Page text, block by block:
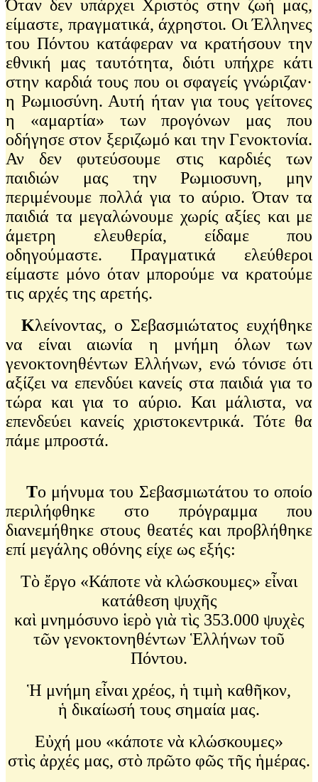
Όταν δεν υπάρχει Χριστός στην ζωή μας,
είμαστε, πραγματικά, άχρηστοι. Οι Έλληνες
του Πόντου κατάφεραν να κρατήσουν την
εθνική μας ταυτότητα, διότι υπήχρε κάτι
στην καρδιά τους που οι σφαγείς γνώριζαν·
η Ρωμιοσύνη. Αυτή ήταν για τους γείτονες
η «αμαρτία» των προγόνων μας που
οδήγησε στον ξεριζωμό και την Γενοκτονία.
Αν δεν φυτεύσουμε στις καρδιές των
παιδιών μας την Ρωμιοσυνη, μην
περιμένουμε πολλά για το αύριο. Όταν τα
παιδιά τα μεγαλώνουμε χωρίς αξίες και με
άμετρη ελευθερία, είδαμε που
οδηγούμαστε. Πραγματικά ελεύθεροι
είμαστε μόνο όταν μπορούμε να κρατούμε
τις αρχές της αρετής.
Κλείνοντας, ο Σεβασμιώτατος ευχήθηκε
να είναι αιωνία η μνήμη όλων των
γενοκτονηθέντων Ελλήνων, ενώ τόνισε ότι
αξίζει να επενδύει κανείς στα παιδιά για το
τώρα και για το αύριο. Και μάλιστα, να
επενδεύει κανείς χριστοκεντρικά. Τότε θα
πάμε μπροστά.
Το μήνυμα του Σεβασμιωτάτου το οποίο
περιλήφθηκε στο πρόγραμμα που
διανεμήθηκε στους θεατές και προβλήθηκε
επί μεγάλης οθόνης είχε ως εξής:
Τὸ ἔργο «Κάποτε νὰ κλώσκουμες» εἶναι
κατάθεση ψυχῆς
καὶ μνημόσυνο ἱερὸ γιὰ τὶς 353.000 ψυχὲς
τῶν γενοκτονηθέντων Ἑλλήνων τοῦ
Πόντου.
Ἡ μνήμη εἶναι χρέος, ἡ τιμὴ καθῆκον,
ἡ δικαίωσή τους σημαία μας.
Εὐχή μου «κάποτε νὰ κλώσκουμες»
στὶς ἀρχές μας, στὸ πρῶτο φῶς τῆς ἡμέρας.